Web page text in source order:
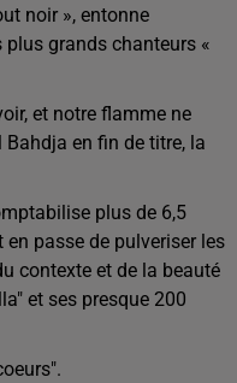
noir », entonne
grands chanteurs «
et notre flamme ne
en fin de titre, la
plus de 6,5
passe de pulveriser les
contexte et de la beauté
et ses presque 200